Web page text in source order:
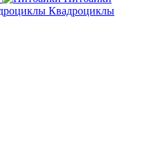
Квадроциклы